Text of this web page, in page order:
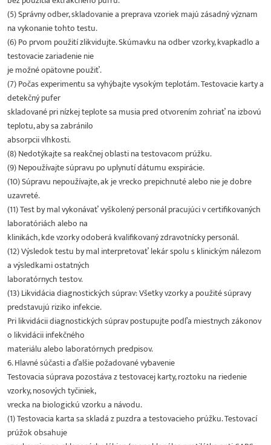
(5) Správny odber, skladovanie a preprava vzoriek majú zásadný význam
na vykonanie tohto testu.
(6) Po prvom použití zlikvidujte. Skúmavku na odber vzorky, kvapkadlo a
testovacie zariadenie nie
je možné opätovne použiť.
(7) Počas experimentu sa vyhýbajte vysokým teplotám. Testovacie karty a
detekčný pufer
skladované pri nízkej teplote sa musia pred otvorením zohriať na izbovú
teplotu, aby sa zabránilo
absorpcii vlhkosti.
(8) Nedotýkajte sa reakčnej oblasti na testovacom prúžku.
(9) Nepoužívajte súpravu po uplynutí dátumu exspirácie.
(10) Súpravu nepoužívajte, ak je vrecko prepichnuté alebo nie je dobre
uzavreté.
(11) Test by mal vykonávať vyškolený personál pracujúci v certifikovaných
laboratóriách alebo na
klinikách, kde vzorky odoberá kvalifikovaný zdravotnícky personál.
(12) Výsledok testu by mal interpretovať lekár spolu s klinickým nálezom
a výsledkami ostatných
laboratórnych testov.
(13) Likvidácia diagnostických súprav: Všetky vzorky a použité súpravy
predstavujú riziko infekcie.
Pri likvidácii diagnostických súprav postupujte podľa miestnych zákonov
o likvidácii infekčného
materiálu alebo laboratórnych predpisov.
6. Hlavné súčasti a ďalšie požadované vybavenie
Testovacia súprava pozostáva z testovacej karty, roztoku na riedenie
vzorky, nosových tyčiniek,
vrecka na biologickú vzorku a návodu.
(1) Testovacia karta sa skladá z puzdra a testovacieho prúžku. Testovací
prúžok obsahuje